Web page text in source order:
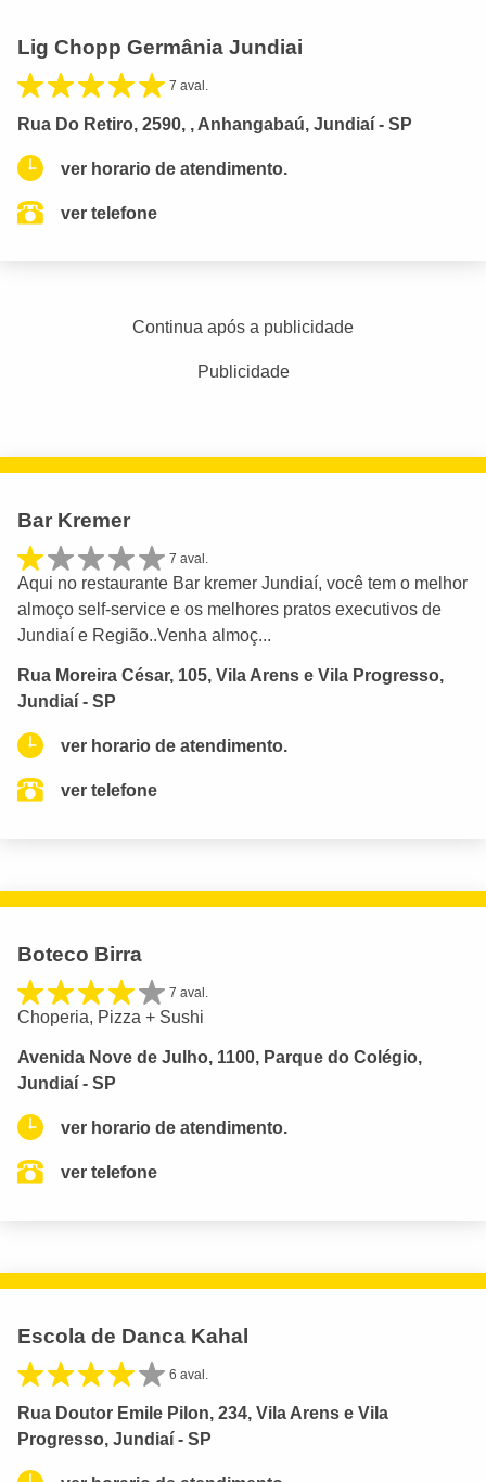
Lig Chopp Germânia Jundiai
7 aval.
Rua Do Retiro, 2590, , Anhangabaú, Jundiaí - SP
ver horario de atendimento.
ver telefone
Continua após a publicidade
Publicidade
Bar Kremer
7 aval.
Aqui no restaurante Bar kremer Jundiaí, você tem o melhor
almoço self-service e os melhores pratos executivos de
Jundiaí e Região..Venha almoç...
Rua Moreira César, 105, Vila Arens e Vila Progresso,
Jundiaí - SP
ver horario de atendimento.
ver telefone
Boteco Birra
7 aval.
Choperia, Pizza + Sushi
Avenida Nove de Julho, 1100, Parque do Colégio,
Jundiaí - SP
ver horario de atendimento.
ver telefone
Escola de Danca Kahal
6 aval.
Rua Doutor Emile Pilon, 234, Vila Arens e Vila
Progresso, Jundiaí - SP